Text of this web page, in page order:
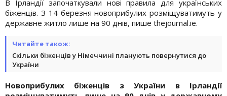
В Ірландії започаткували нові правила для українських
біженців. З 14 березня новоприбулих розміщуватимуть у
державне житло лише на 90 днів, пише thejournal.ie.
Читайте також:
Скільки біженців у Німеччині планують повернутися до
України
Новоприбулих біженців з України в Ірландії